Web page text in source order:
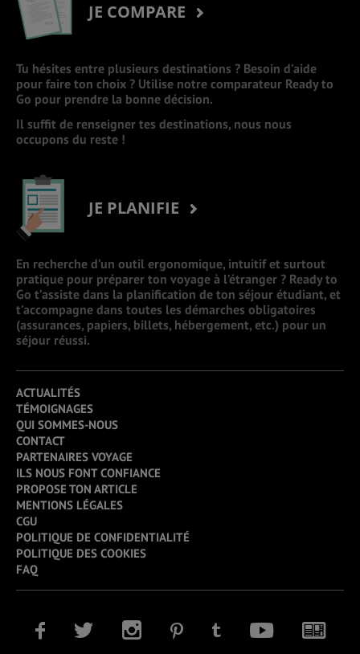
JE COMPARE
Tu hésites entre plusieurs destinations ? Besoin d’aide
pour faire ton choix ? Utilise notre comparateur Ready to
Go pour prendre la bonne décision.
Il suffit de renseigner tes destinations, nous nous
occupons du reste !
JE PLANIFIE
En recherche d’un outil ergonomique, intuitif et surtout
pratique pour préparer ton voyage à l’étranger ? Ready to
Go t’assiste dans la planification de ton séjour étudiant, et
t’accompagne dans toutes les démarches obligatoires
(assurances, papiers, billets, hébergement, etc.) pour un
séjour réussi.
ACTUALITÉS
TÉMOIGNAGES
QUI SOMMES-NOUS
CONTACT
PARTENAIRES VOYAGE
ILS NOUS FONT CONFIANCE
PROPOSE TON ARTICLE
MENTIONS LÉGALES
CGU
POLITIQUE DE CONFIDENTIALITÉ
POLITIQUE DES COOKIES
FAQ